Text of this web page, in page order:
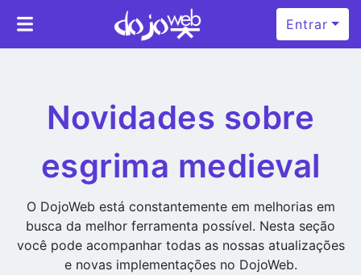
Entrar
Novidades sobre
esgrima medieval
O DojoWeb está constantemente em melhorias em
busca da melhor ferramenta possível. Nesta seção
você pode acompanhar todas as nossas atualizações
e novas implementações no DojoWeb.